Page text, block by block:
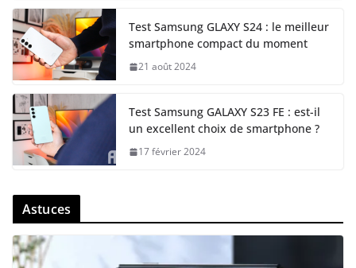
Test Samsung GLAXY S24 : le meilleur
smartphone compact du moment
21 août 2024
Test Samsung GALAXY S23 FE : est-il
un excellent choix de smartphone ?
17 février 2024
Astuces